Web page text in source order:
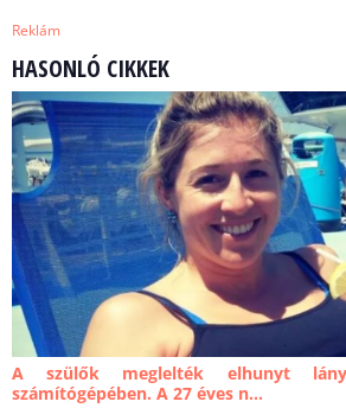
Reklám
HASONLÓ CIKKEK
A szülők meglelték elhunyt
számítógépében. A 27 éves n...